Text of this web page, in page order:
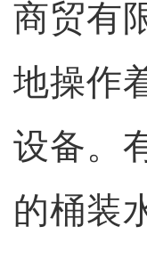
商贸有
地操作
设备。
的桶装